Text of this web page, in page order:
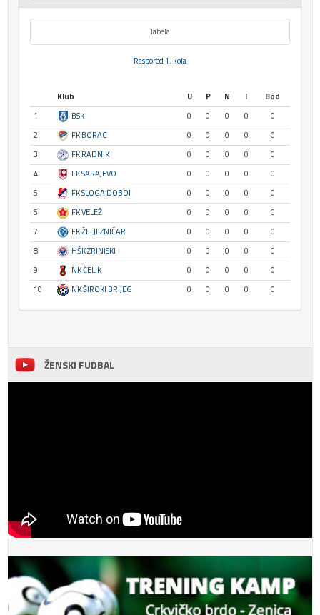
Tabela
Raspored 1. kola
Klub U P N I
Bod
1
BSK 0 0 0 0
0
2
FK BORAC 0 0 0 0
0
3
FK RADNIK 0 0 0 0
0
4
FK SARAJEVO 0 0 0 0
0
5
FK SLOGA DOBOJ 0 0 0 0
0
6
FK VELEŽ 0 0 0 0
0
7
FK ŽELJEZNIČAR 0 0 0 0
0
8
HŠK ZRINJSKI 0 0 0 0
0
9
NK ČELIK 0 0 0 0
0
10
NK ŠIROKI BRIJEG 0 0 0 0 0
ŽENSKI FUDBAL